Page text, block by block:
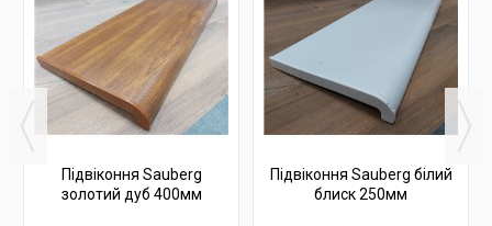
Підвіконня Sauberg
золотий дуб 400мм
Підвіконня Sauberg білий
блиск 250мм